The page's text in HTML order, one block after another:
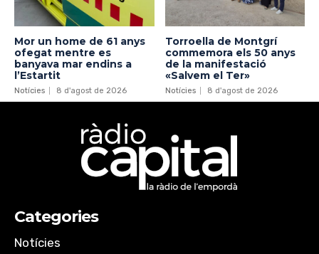
Mor un home de 61 anys
ofegat mentre es
banyava mar endins a
l’Estartit
Notícies 8 d'agost de 2026
Torroella de Montgrí
commemora els 50 anys
de la manifestació
«Salvem el Ter»
Notícies 8 d'agost de 2026
Categories
Notícies